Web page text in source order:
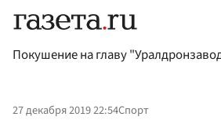
Покушение на главу
27 декабря 2019 22:54Спорт